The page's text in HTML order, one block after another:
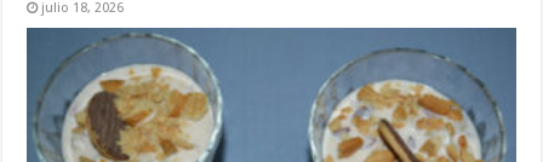
julio 18, 2026